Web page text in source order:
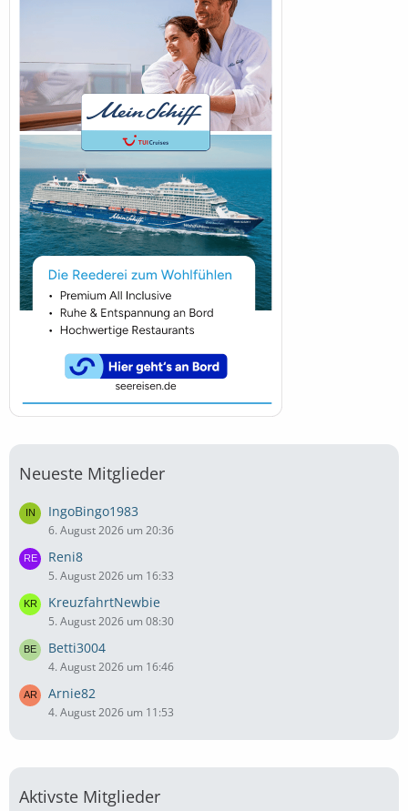
Neueste Mitglieder
IngoBingo1983
6. August 2026 um 20:36
Reni8
5. August 2026 um 16:33
KreuzfahrtNewbie
5. August 2026 um 08:30
Betti3004
4. August 2026 um 16:46
Arnie82
4. August 2026 um 11:53
Aktivste Mitglieder